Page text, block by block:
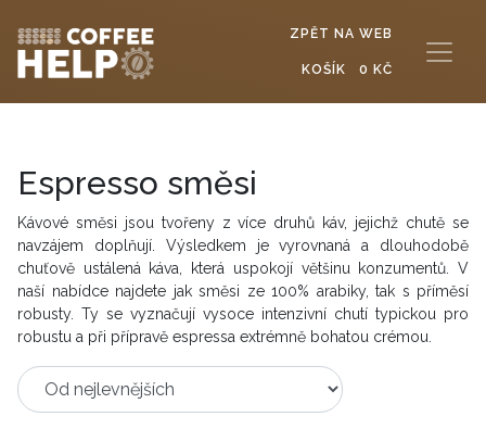
ZPĚT NA WEB
KOŠÍK 0 KČ
Espresso směsi
Kávové směsi jsou tvořeny z více druhů káv, jejichž chutě se
navzájem doplňují. Výsledkem je vyrovnaná a dlouhodobě
chuťově ustálená káva, která uspokojí většinu konzumentů. V
naší nabídce najdete jak směsi ze 100% arabiky, tak s příměsí
robusty. Ty se vyznačují vysoce intenzivní chutí typickou pro
robustu a při přípravě espressa extrémně bohatou crémou.